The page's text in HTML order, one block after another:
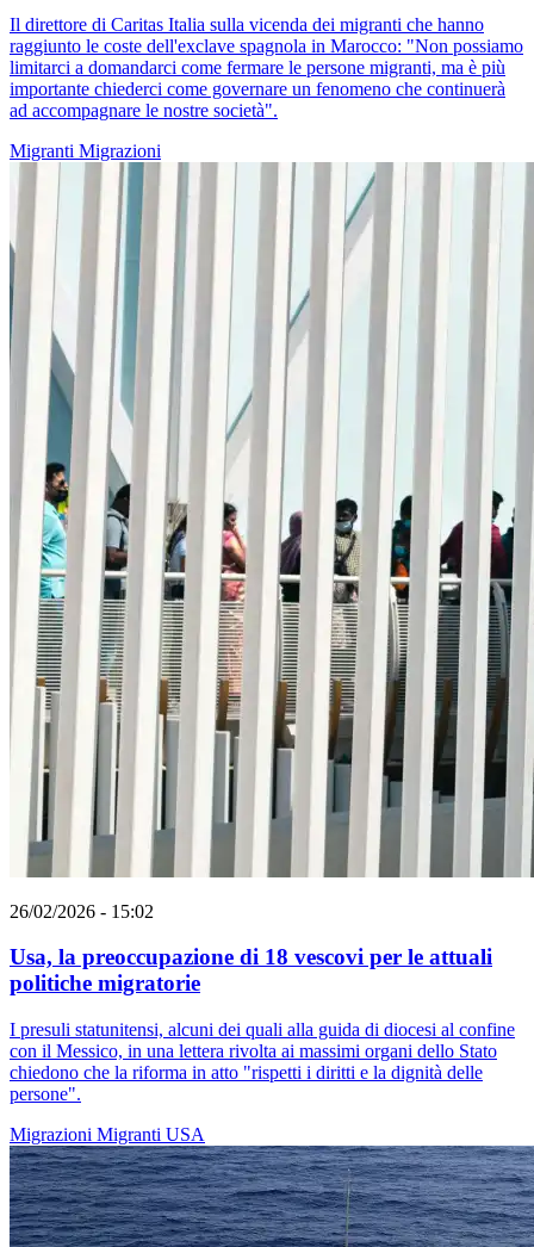
Il direttore di Caritas Italia sulla vicenda dei migranti che hanno
raggiunto le coste dell'exclave spagnola in Marocco: "Non possiamo
limitarci a domandarci come fermare le persone migranti, ma è più
importante chiederci come governare un fenomeno che continuerà
ad accompagnare le nostre società".
Migranti Migrazioni
26/02/2026 - 15:02
Usa, la preoccupazione di 18 vescovi per le attuali
politiche migratorie
I presuli statunitensi, alcuni dei quali alla guida di diocesi al confine
con il Messico, in una lettera rivolta ai massimi organi dello Stato
chiedono che la riforma in atto "rispetti i diritti e la dignità delle
persone".
Migrazioni Migranti USA